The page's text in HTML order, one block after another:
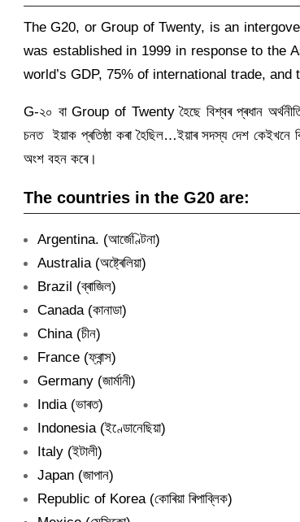
The G20, or Group of Twenty, is an
was established in 1999 in response to the
world’s GDP, 75% of international trade,
G-২০ বা Group of Twenty হৈছে বিশ্বৰ প্ৰধান
চনত ইয়াক প্ৰতিষ্ঠা কৰা হৈছিল…ইয়াৰ সদস্য দেশ কেইখনে
অংশ বহন কৰে।
The countries in the G20 are:
Argentina. (আৰ্জেণ্টিনা)
Australia (অষ্ট্ৰেলিয়া)
Brazil (ব্ৰাজিল)
Canada (কানাডা)
China (চীন)
France (ফ্ৰান্স)
Germany (জাৰ্মানী)
India (ভাৰত)
Indonesia (ইণ্ডোনেছিয়া)
Italy (ইটালী)
Japan (জাপান)
Republic of Korea (কোৰিয়া ৰিপাব্লিক)